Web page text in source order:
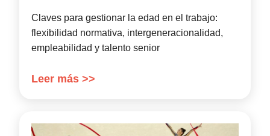
Claves para gestionar la edad en el trabajo:
flexibilidad normativa, intergeneracionalidad,
empleabilidad y talento senior
Leer más >>